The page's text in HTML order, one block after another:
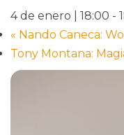
4 de enero | 18:00 -
« Nando Caneca:
Tony Montana: